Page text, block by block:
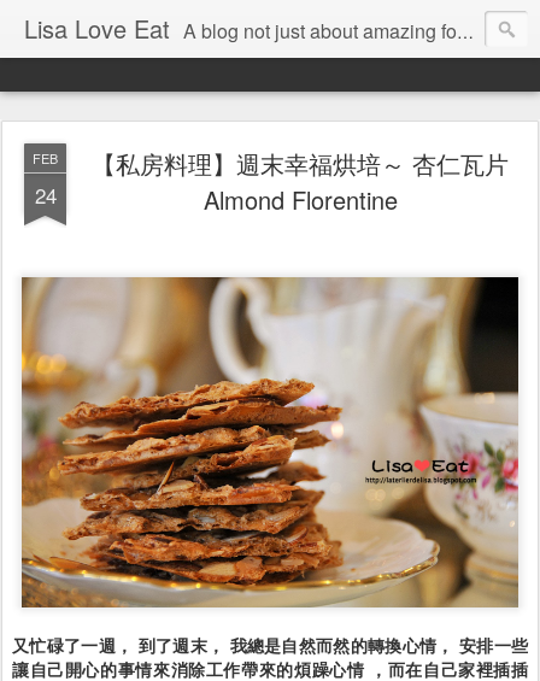
Lisa Love Eat A blog not just about amazing food , but also about the things I love
FEB
24
【私房料理】週末幸福烘培～ 杏仁瓦片
Almond Florentine
又忙碌了一週， 到了週末， 我總是自然而然的轉換心情， 安排一些
讓自己開心的事情來消除工作帶來的煩躁心情 ，而在自己家裡插插